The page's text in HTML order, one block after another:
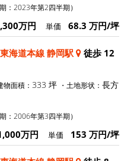
：2023年第2四半期）
万円 単価 68.3 万円/坪
東海道本線 静岡駅
徒歩 12
物面積： 333 坪 ・土地形状： 長方
：2006年第3四半期）
万円 単価 153 万円/坪